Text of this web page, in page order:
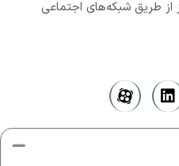
شبانه‌روز از طریق شبکه‌های اجتماعی